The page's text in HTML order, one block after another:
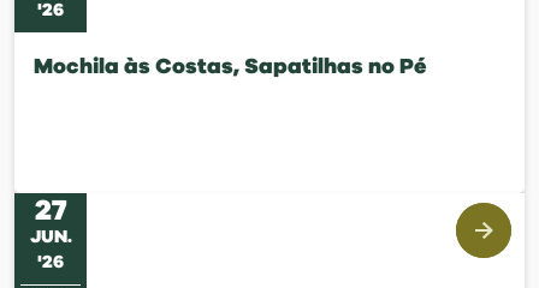
'26
Mochila às Costas, Sapatilhas no Pé
27
JUN .
'26